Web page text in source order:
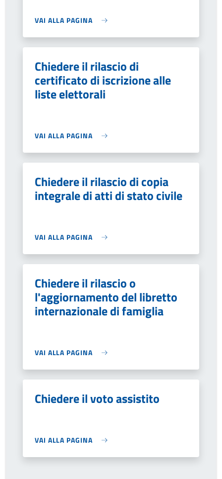
VAI ALLA PAGINA
Chiedere il rilascio di
certificato di iscrizione alle
liste elettorali
VAI ALLA PAGINA
Chiedere il rilascio di copia
integrale di atti di stato civile
VAI ALLA PAGINA
Chiedere il rilascio o
l'aggiornamento del libretto
internazionale di famiglia
VAI ALLA PAGINA
Chiedere il voto assistito
VAI ALLA PAGINA